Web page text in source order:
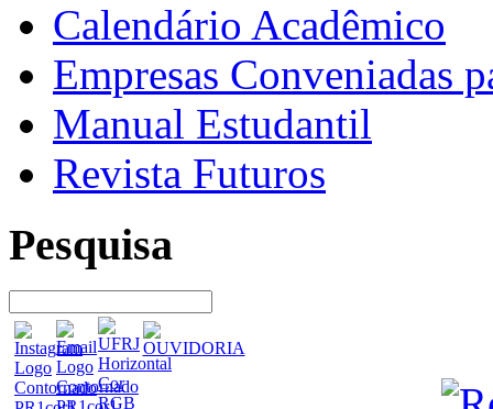
Calendário Acadêmico
Empresas Conveniadas
Manual Estudantil
Revista Futuros
Pesquisa